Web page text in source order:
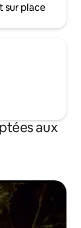
sur place
aux